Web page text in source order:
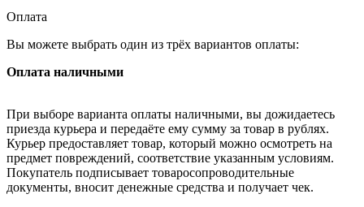
Оплата
Вы можете выбрать один из трёх вариантов оплаты:
Оплата наличными
При выборе варианта оплаты наличными, вы дожидаетесь
приезда курьера и передаёте ему сумму за товар в рублях.
Курьер предоставляет товар, который можно осмотреть на
предмет повреждений, соответствие указанным условиям.
Покупатель подписывает товаросопроводительные
документы, вносит денежные средства и получает чек.